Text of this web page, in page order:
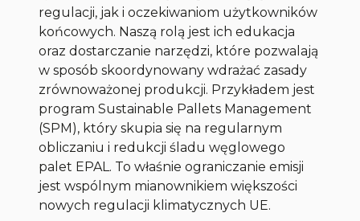
regulacji, jak i oczekiwaniom użytkowników
końcowych. Naszą rolą jest ich edukacja
oraz dostarczanie narzędzi, które pozwalają
w sposób skoordynowany wdrażać zasady
zrównoważonej produkcji. Przykładem jest
program Sustainable Pallets Management
(SPM), który skupia się na regularnym
obliczaniu i redukcji śladu węglowego
palet EPAL. To właśnie ograniczanie emisji
jest wspólnym mianownikiem większości
nowych regulacji klimatycznych UE.